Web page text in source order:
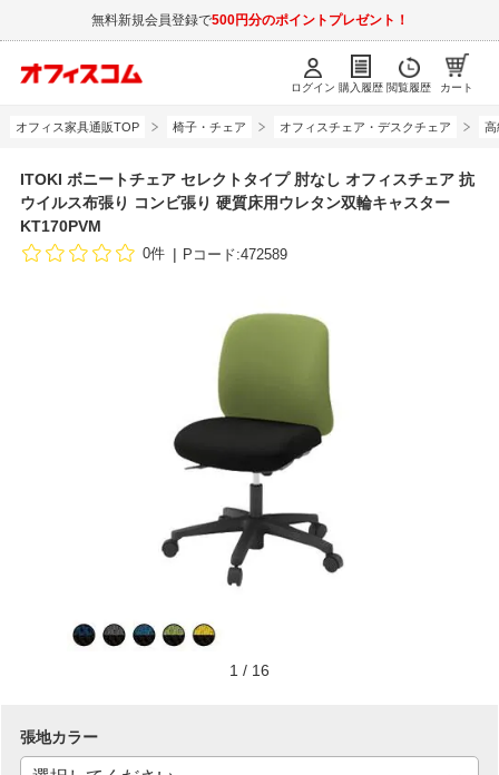
無料新規会員登録で500円分のポイントプレゼント！
ログイン 購入履歴 閲覧履歴 カート
オフィス家具通販TOP 椅子・チェア オフィスチェア・デスクチェア 高
ITOKI ボニートチェア セレクトタイプ 肘なし オフィスチェア 抗
ウイルス布張り コンビ張り 硬質床用ウレタン双輪キャスター
KT170PVM
0件 Pコード:472589
1 / 16
張地カラー